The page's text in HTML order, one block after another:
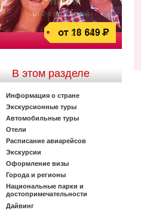
В этом разделе
Информация о стране
Экскурсионные туры
Автомобильные туры
Отели
Расписание авиарейсов
Экскурсии
Оформление визы
Города и регионы
Национальные парки и
достопримечательности
Дайвинг